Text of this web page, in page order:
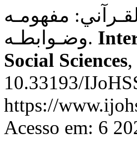
مفهومـه
وضـوابطـه.
Social Sciences,
10.33193/
https://